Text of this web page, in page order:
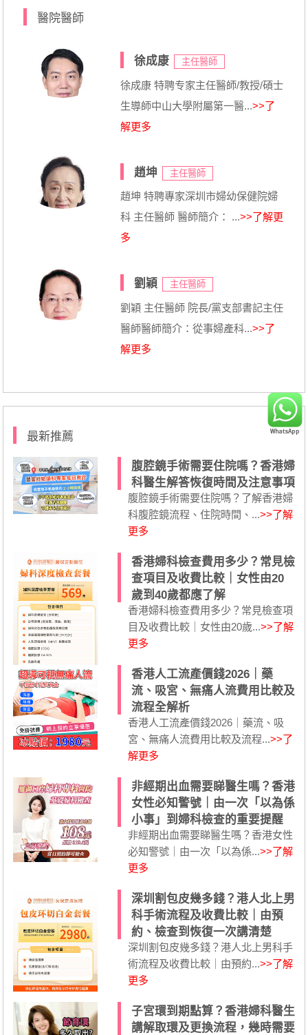
醫院醫師
徐成康 主任醫師
徐成康 特聘专家主任醫師/教授/碩士
生導師中山大學附屬第一醫...>>了
解更多
趙坤 主任醫師
趙坤 特聘專家深圳市婦幼保健院婦
科 主任醫師 醫師簡介： ...>>了解更
多
劉穎 主任醫師
劉穎 主任醫師 院長/黨支部書記主任
醫師醫師簡介：從事婦產科...>>了
解更多
最新推薦
腹腔鏡手術需要住院嗎？香港婦
科醫生解答恢復時間及注意事項
腹腔鏡手術需要住院嗎？了解香港婦
科腹腔鏡流程、住院時間、...>>了解
更多
香港婦科檢查費用多少？常見檢
查項目及收費比較｜女性由20
歲到40歲都應了解
香港婦科檢查費用多少？常見檢查項
目及收費比較｜女性由20歲...>>了解
更多
香港人工流產價錢2026｜藥
流、吸宮、無痛人流費用比較及
流程全解析
香港人工流產價錢2026｜藥流、吸
宮、無痛人流費用比較及流程...>>了
解更多
非經期出血需要睇醫生嗎？香港
女性必知警號｜由一次「以為係
小事」到婦科檢查的重要提醒
非經期出血需要睇醫生嗎？香港女性
必知警號｜由一次「以為係...>>了解
更多
深圳割包皮幾多錢？港人北上男
科手術流程及收費比較｜由預
約、檢查到恢復一次講清楚
深圳割包皮幾多錢？港人北上男科手
術流程及收費比較｜由預約...>>了解
更多
子宮環到期點算？香港婦科醫生
講解取環及更換流程，幾時需要